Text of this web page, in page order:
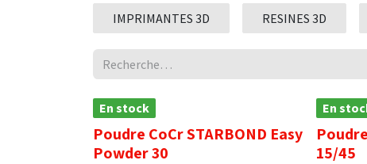
IMPRIMANTES 3D RESINES 3D
En stock
Poudre CoCr STARBOND Easy
Powder 30
En
15/45